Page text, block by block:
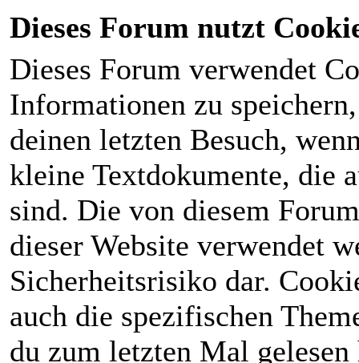
Dieses Forum nutzt
Dieses Forum verwendet
Informationen zu
deinen letzten Besuch,
kleine Textdokumente, die
sind. Die von diesem
dieser Website verwendet
Sicherheitsrisiko dar.
auch die spezifischen
du zum letzten Mal